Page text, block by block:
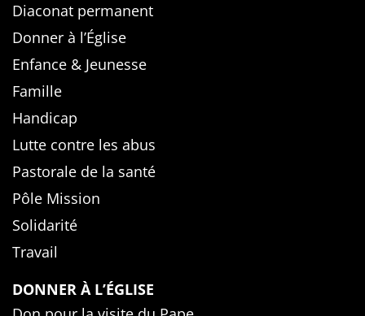
Diaconat permanent
Donner à l’Église
Enfance & Jeunesse
Famille
Handicap
Lutte contre les abus
Pastorale de la santé
Pôle Mission
Solidarité
Travail
DONNER À L’ÉGLISE